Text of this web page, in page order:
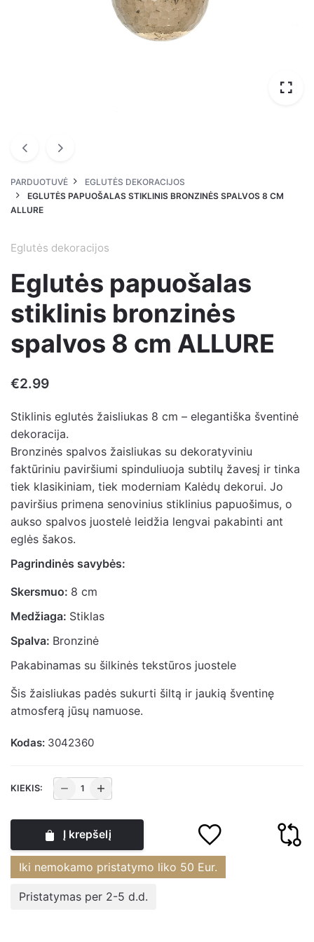
PARDUOTUVĖ
EGLUTĖS DEKORACIJOS
EGLUTĖS PAPUOŠALAS STIKLINIS BRONZINĖS SPALVOS 8 CM
ALLURE
Eglutės dekoracijos
Eglutės papuošalas
stiklinis bronzinės
spalvos 8 cm ALLURE
€2.99
Stiklinis eglutės žaisliukas 8 cm – elegantiška šventinė
dekoracija.
Bronzinės spalvos žaisliukas su dekoratyviniu
faktūriniu paviršiumi spinduliuoja subtilų žavesį ir tinka
tiek klasikiniam, tiek moderniam Kalėdų dekorui. Jo
paviršius primena senovinius stiklinius papuošimus, o
aukso spalvos juostelė leidžia lengvai pakabinti ant
eglės šakos.
Pagrindinės savybės:
Skersmuo: 8 cm
Medžiaga: Stiklas
Spalva: Bronzinė
Pakabinamas su šilkinės tekstūros juostele
Šis žaisliukas padės sukurti šiltą ir jaukią šventinę
atmosferą jūsų namuose.
Kodas: 3042360
KIEKIS:
produkto
kiekis:
Eglutės
papuošalas
stiklinis
bronzinės
8
Į krepšelį
Iki nemokamo pristatymo liko 50 Eur.
Pristatymas per 2-5 d.d.